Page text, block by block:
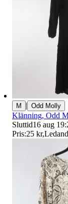
M | Odd Molly
Klänning, Odd
Sluttid16 aug
Pris:25 kr,